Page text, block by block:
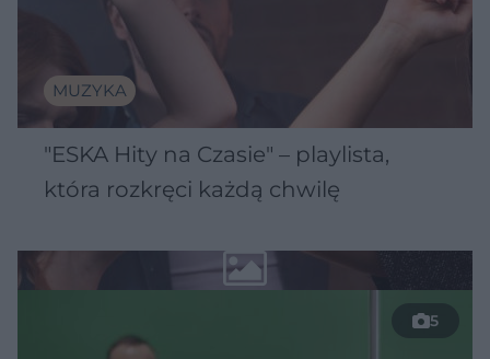
MUZYKA
"ESKA Hity na Czasie" – playlista,
która rozkręci każdą chwilę
5